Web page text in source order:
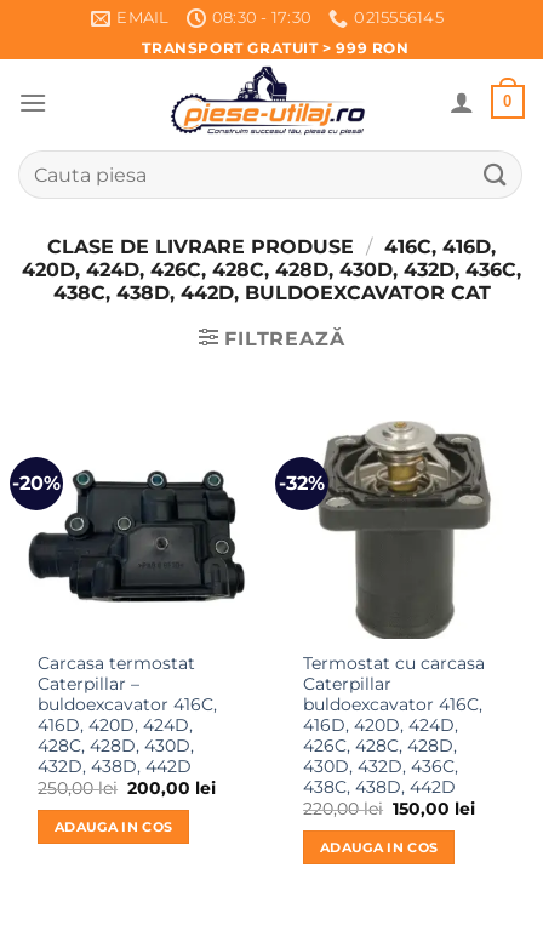
EMAIL 08:30 - 17:30
0215556145
TRANSPORT GRATUIT > 999 RON
0
Caută
după:
CLASE DE LIVRARE PRODUSE / 416C, 416D,
420D, 424D, 426C, 428C, 428D, 430D, 432D, 436C,
438C, 438D, 442D, BULDOEXCAVATOR CAT
FILTREAZĂ
-20%
Carcasa termostat
Caterpillar –
buldoexcavator 416C,
416D, 420D, 424D,
428C, 428D, 430D,
432D, 438D, 442D
250,00lei Prețul
inițial
a
fost:
250,00 lei.
200,00 leiPrețul
ADAUGA IN COS
-32%
Termostat cu carcasa
Caterpillar
buldoexcavator 416C,
416D, 420D, 424D,
426C, 428C, 428D,
430D, 432D, 436C,
438C, 438D, 442D
220,00lei Prețul
inițial
a
fost:
220,00 lei.
150,00 leiPrețul
ADAUGA IN COS